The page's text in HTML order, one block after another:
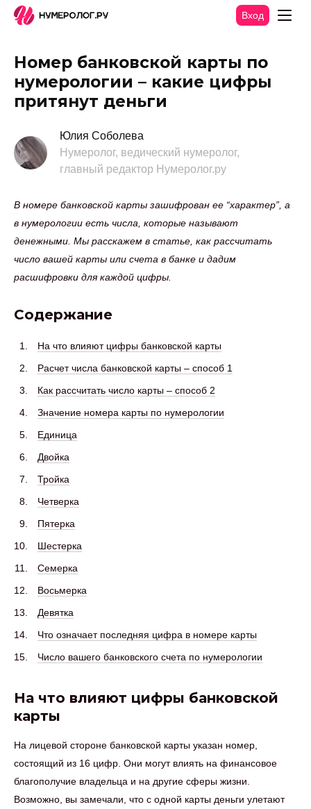
Вход
Номер банковской карты по
нумерологии – какие цифры
притянут деньги
Юлия Соболева
Нумеролог, ведический нумеролог,
главный редактор Нумеролог.ру
В номере банковской карты зашифрован ее “характер”, а
в нумерологии есть числа, которые называют
денежными. Мы расскажем в статье, как рассчитать
число вашей карты или счета в банке и дадим
расшифровки для каждой цифры.
Содержание
На что влияют цифры банковской карты
Расчет числа банковской карты – способ 1
Как рассчитать число карты – способ 2
Значение номера карты по нумерологии
Единица
Двойка
Тройка
Четверка
Пятерка
Шестерка
Семерка
Восьмерка
Девятка
Что означает последняя цифра в номере карты
Число вашего банковского счета по нумерологии
На что влияют цифры банковской
карты
На лицевой стороне банковской карты указан номер,
состоящий из 16 цифр. Они могут влиять на финансовое
благополучие владельца и на другие сферы жизни.
Возможно, вы замечали, что с одной карты деньги улетают